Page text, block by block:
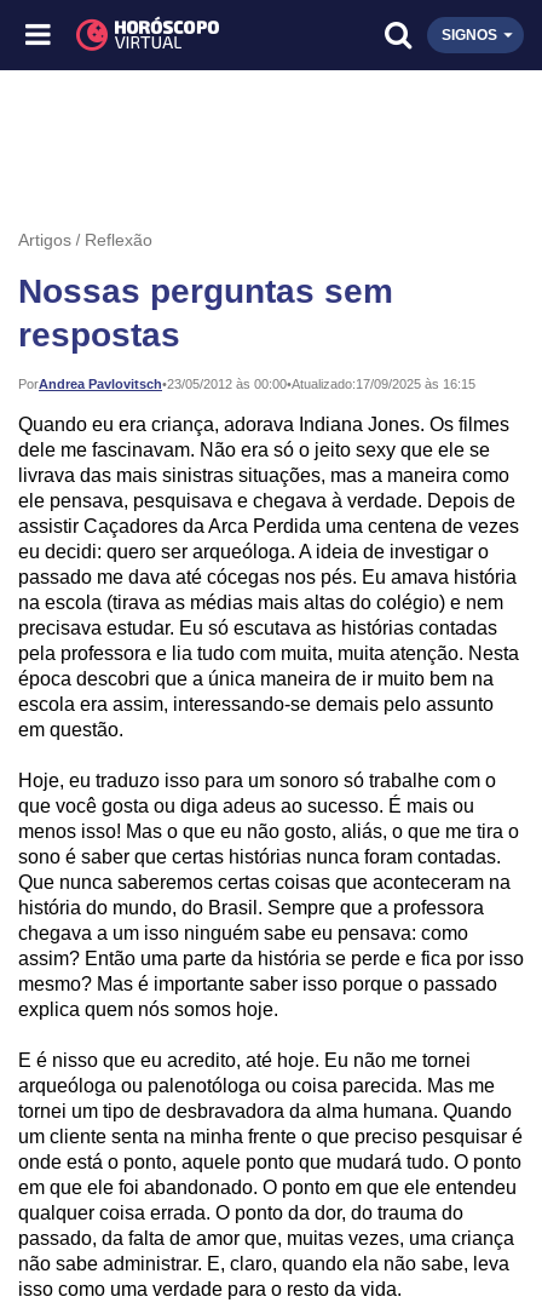
SIGNOS
Artigos Reflexão
Nossas perguntas sem
respostas
PorAndrea Pavlovitsch•
Publicado: 23/05/2012 às 00:00•Atualizado:17/09/2025 às 16:15
Quando eu era criança, adorava Indiana Jones. Os filmes
dele me fascinavam. Não era só o jeito sexy que ele se
livrava das mais sinistras situações, mas a maneira como
ele pensava, pesquisava e chegava à verdade. Depois de
assistir Caçadores da Arca Perdida uma centena de vezes
eu decidi: quero ser arqueóloga. A ideia de investigar o
passado me dava até cócegas nos pés. Eu amava história
na escola (tirava as médias mais altas do colégio) e nem
precisava estudar. Eu só escutava as histórias contadas
pela professora e lia tudo com muita, muita atenção. Nesta
época descobri que a única maneira de ir muito bem na
escola era assim, interessando-se demais pelo assunto
em questão.
Hoje, eu traduzo isso para um sonoro só trabalhe com o
que você gosta ou diga adeus ao sucesso. É mais ou
menos isso! Mas o que eu não gosto, aliás, o que me tira o
sono é saber que certas histórias nunca foram contadas.
Que nunca saberemos certas coisas que aconteceram na
história do mundo, do Brasil. Sempre que a professora
chegava a um isso ninguém sabe eu pensava: como
assim? Então uma parte da história se perde e fica por isso
mesmo? Mas é importante saber isso porque o passado
explica quem nós somos hoje.
E é nisso que eu acredito, até hoje. Eu não me tornei
arqueóloga ou palenotóloga ou coisa parecida. Mas me
tornei um tipo de desbravadora da alma humana. Quando
um cliente senta na minha frente o que preciso pesquisar é
onde está o ponto, aquele ponto que mudará tudo. O ponto
em que ele foi abandonado. O ponto em que ele entendeu
qualquer coisa errada. O ponto da dor, do trauma do
passado, da falta de amor que, muitas vezes, uma criança
não sabe administrar. E, claro, quando ela não sabe, leva
isso como uma verdade para o resto da vida.